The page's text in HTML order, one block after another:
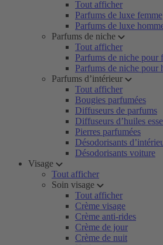
Tout afficher
Parfums de luxe femme
Parfums de luxe
Parfums de niche
Tout afficher
Parfums de niche pour
Parfums de niche pour
Parfums d’intérieur
Tout afficher
Bougies parfumées
Diffuseurs de parfums
Diffuseurs d’huiles
Pierres parfumées
Désodorisants
Désodorisants voiture
Visage
Tout afficher
Soin visage
Tout afficher
Crème visage
Crème anti-rides
Crème de jour
Crème de nuit